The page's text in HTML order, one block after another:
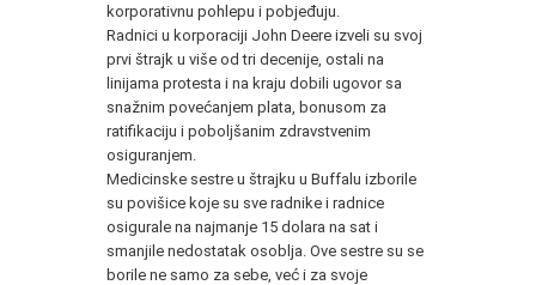
korporativnu pohlepu i pobjeđuju.
Radnici u korporaciji John Deere izveli su svoj
prvi štrajk u više od tri decenije, ostali na
linijama protesta i na kraju dobili ugovor sa
snažnim povećanjem plata, bonusom za
ratifikaciju i poboljšanim zdravstvenim
osiguranjem.
Medicinske sestre u štrajku u Buffalu izborile
su povišice koje su sve radnike i radnice
osigurale na najmanje 15 dolara na sat i
smanjile nedostatak osoblja. Ove sestre su se
borile ne samo za sebe, već i za svoje